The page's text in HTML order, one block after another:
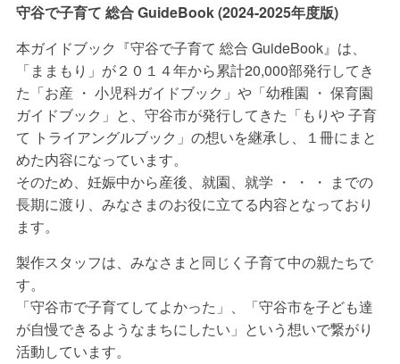
の
宝
物
地
域
み
ん
な
で
子
育
て
を
し
守谷で子育て 総合 GuideBook (2024-2025年度版)
本ガイドブック『守谷で子育て 総合 GuideBook』は、
「ままもり」が２０１４年から累計20,000部発行してき
た「お産 ・ 小児科ガイドブック」や「幼稚園 ・ 保育園
ガイドブック」と、守谷市が発行してきた「もりや 子育
て トライアングルブック」の想いを継承し、１冊にまと
めた内容になっています。
そのため、妊娠中から産後、就園、就学 ・ ・ ・ までの
長期に渡り、みなさまのお役に立てる内容となっており
ます。
製作スタッフは、みなさまと同じく子育て中の親たちで
す。
「守谷市で子育てしてよかった」、「守谷市を子ども達
が自慢できるようなまちにしたい」という想いで繋がり
活動しています。